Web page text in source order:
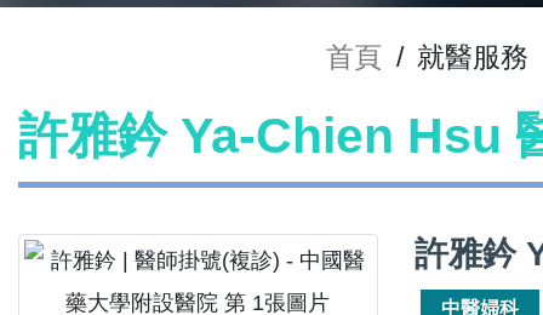
首頁 / 就醫服務
許雅鈐 Ya-Chien Hsu
許雅鈐
中醫婦科